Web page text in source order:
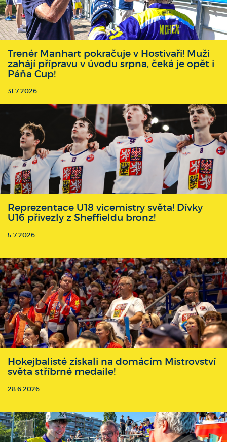
Trenér Manhart pokračuje v Hostivaři! Muži
zahájí přípravu v úvodu srpna, čeká je opět i
Páňa Cup!
31.7.2026
Reprezentace U18 vicemistry světa! Dívky
U16 přivezly z Sheffieldu bronz!
5.7.2026
Hokejbalisté získali na domácím Mistrovství
světa stříbrné medaile!
28.6.2026